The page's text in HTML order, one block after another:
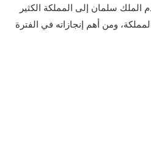
الملك سلمان إلى المملكة الكثير
ومن أهم إنجازاته في الفترة